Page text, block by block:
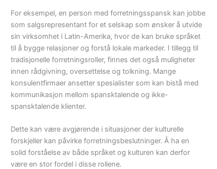
For eksempel, en person med forretningsspansk kan jobbe
som salgsrepresentant for et selskap som ønsker å utvide
sin virksomhet i Latin-Amerika, hvor de kan bruke språket
til å bygge relasjoner og forstå lokale markeder. I tillegg til
tradisjonelle forretningsroller, finnes det også muligheter
innen rådgivning, oversettelse og tolkning. Mange
konsulentfirmaer ansetter spesialister som kan bistå med
kommunikasjon mellom spansktalende og ikke-
spansktalende klienter.
Dette kan være avgjørende i situasjoner der kulturelle
forskjeller kan påvirke forretningsbeslutninger. Å ha en
solid forståelse av både språket og kulturen kan derfor
være en stor fordel i disse rollene.